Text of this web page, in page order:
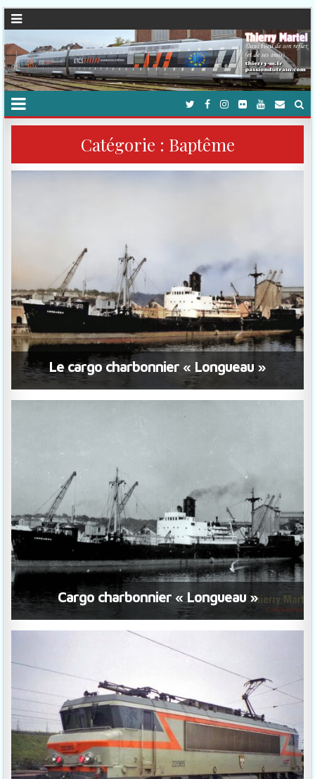
Catégorie : Baptême
Le cargo charbonnier « Longueau »
Cargo charbonnier « Longueau »